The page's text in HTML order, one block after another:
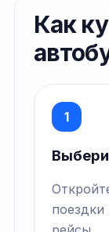
Как
1